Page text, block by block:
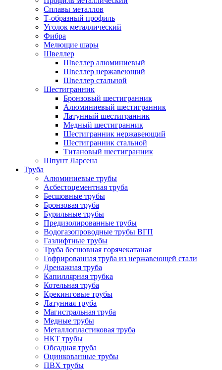
Сплавы металлов
Т-образный профиль
Уголок металлический
Фибра
Мелющие шары
Швеллер
Швеллер алюминиевый
Швеллер нержавеющий
Швеллер стальной
Шестигранник
Бронзовый шестигранник
Алюминиевый шестигранник
Латунный шестигранник
Медный шестигранник
Шестигранник нержавеющий
Шестигранник стальной
Титановый шестигранник
Шпунт Ларсена
Труба
Алюминиевые трубы
Асбестоцементная труба
Бесшовные трубы
Бронзовая труба
Бурильные трубы
Предизолированные трубы
Водогазопроводные трубы ВГП
Газлифтные трубы
Труба бесшовная горячекатаная
Гофрированная труба из нержавеющей стали
Дренажная труба
Капиллярная трубка
Котельная труба
Крекинговые трубы
Латунная труба
Магистральная труба
Медные трубы
Металлопластиковая труба
НКТ трубы
Обсадная труба
Оцинкованные трубы
ПВХ трубы